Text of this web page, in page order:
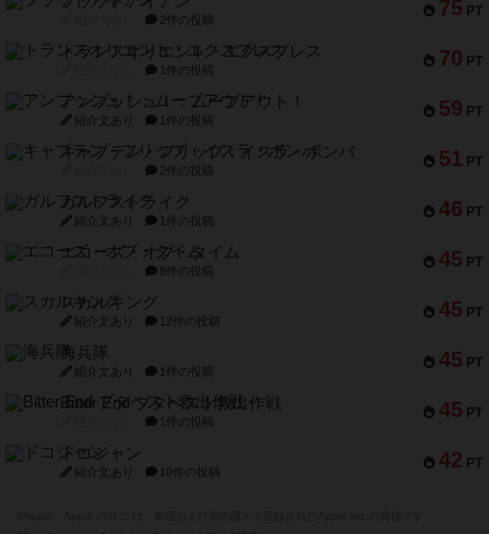
75 PT
2件の投稿
70 PT
トランスオリエント・エクスプレス
1件の投稿
59 PT
アンブッシュ！：ムーブアウト！
紹介文あり 1件の投稿
51 PT
キャプテン・フリップ：イスラ・ボンバ
2件の投稿
46 PT
ガルフストライク
紹介文あり 1件の投稿
45 PT
エコーズ・オブ・タイム
8件の投稿
45 PT
スカルキング
紹介文あり 12件の投稿
45 PT
海兵隊
紹介文あり 1件の投稿
45 PT
Bitter End ブタペスト救出作戦
1件の投稿
42 PT
ドコジャン
紹介文あり 10件の投稿